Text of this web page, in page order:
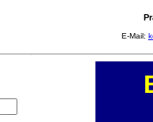
E-Mail: